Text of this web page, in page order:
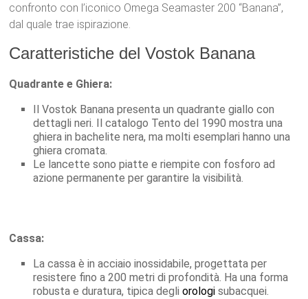
confronto con l’iconico Omega Seamaster 200 “Banana”,
dal quale trae ispirazione.
Caratteristiche del Vostok Banana
Quadrante e Ghiera:
Il Vostok Banana presenta un quadrante giallo con
dettagli neri. Il catalogo Tento del 1990 mostra una
ghiera in bachelite nera, ma molti esemplari hanno una
ghiera cromata.
Le lancette sono piatte e riempite con fosforo ad
azione permanente per garantire la visibilità.
Cassa:
La cassa è in acciaio inossidabile, progettata per
resistere fino a 200 metri di profondità. Ha una forma
robusta e duratura, tipica degliorologi subacquei.